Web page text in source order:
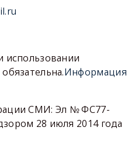
использовании
Информация
СМИ: Эл № ФС77-
28 июля 2014 года